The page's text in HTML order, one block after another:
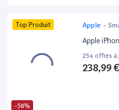
-58%
Top Produit Apple -
Apple
254 offres à
238,99 €